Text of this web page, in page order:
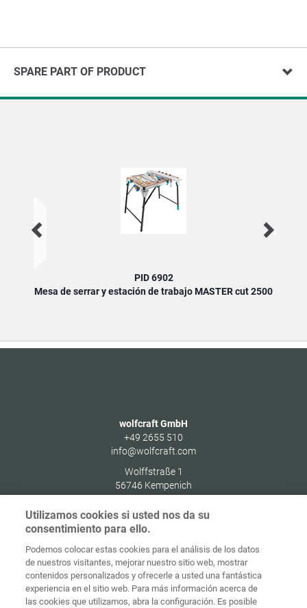
SPARE PART OF PRODUCT
PID 6902
Mesa de serrar y estación de trabajo MASTER cut 2500
wolfcraft GmbH
+49 2655 510
info@wolfcraft.com
Wolffstraße 1
56746 Kempenich
Inicio Contacto Aviso legal
Protección de
datos
Utilizamos cookies si usted nos da su
consentimiento para ello.
Podemos colocar estas cookies para el análisis de los datos
de nuestros visitantes, mejorar nuestro sitio web, mostrar
contenidos personalizados y ofrecerle a usted una fantástica
experiencia en el sitio web. Para más información acerca de
las cookies que utilizamos, abra la configuración. Es posible